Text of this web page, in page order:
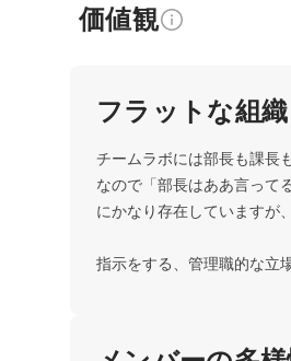
価値観
フラットな組織
チームラボには部長も課長
なので「部長はああ言って
にかなり存在していますが
指示をする、管理職的な立